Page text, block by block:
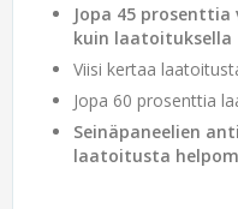
Jopa 45
kuin laatoituksella
Viisi kertaa
Jopa 60 prosenttia
Seinäpaneelien
laatoitusta